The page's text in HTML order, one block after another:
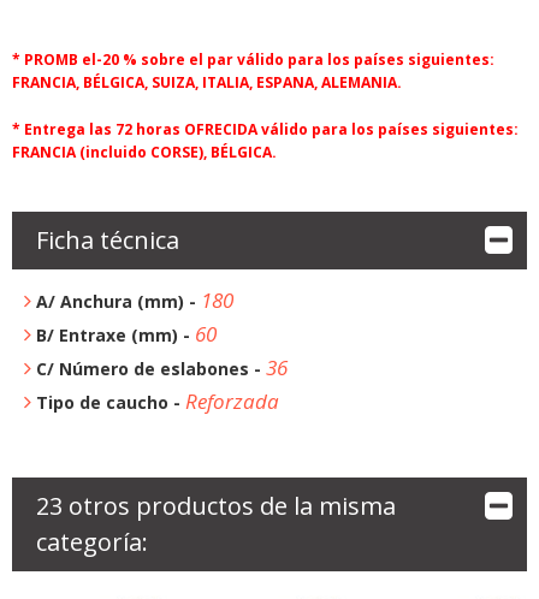
* PROMB el-20 % sobre el par válido para los países siguientes:
FRANCIA, BÉLGICA, SUIZA, ITALIA, ESPANA, ALEMANIA.
* Entrega las 72 horas OFRECIDA válido para los países siguientes:
FRANCIA (incluido CORSE), BÉLGICA.
Ficha técnica
A/ Anchura (mm) - 180
B/ Entraxe (mm) - 60
C/ Número de eslabones - 36
Tipo de caucho - Reforzada
23 otros productos de la misma
categoría: